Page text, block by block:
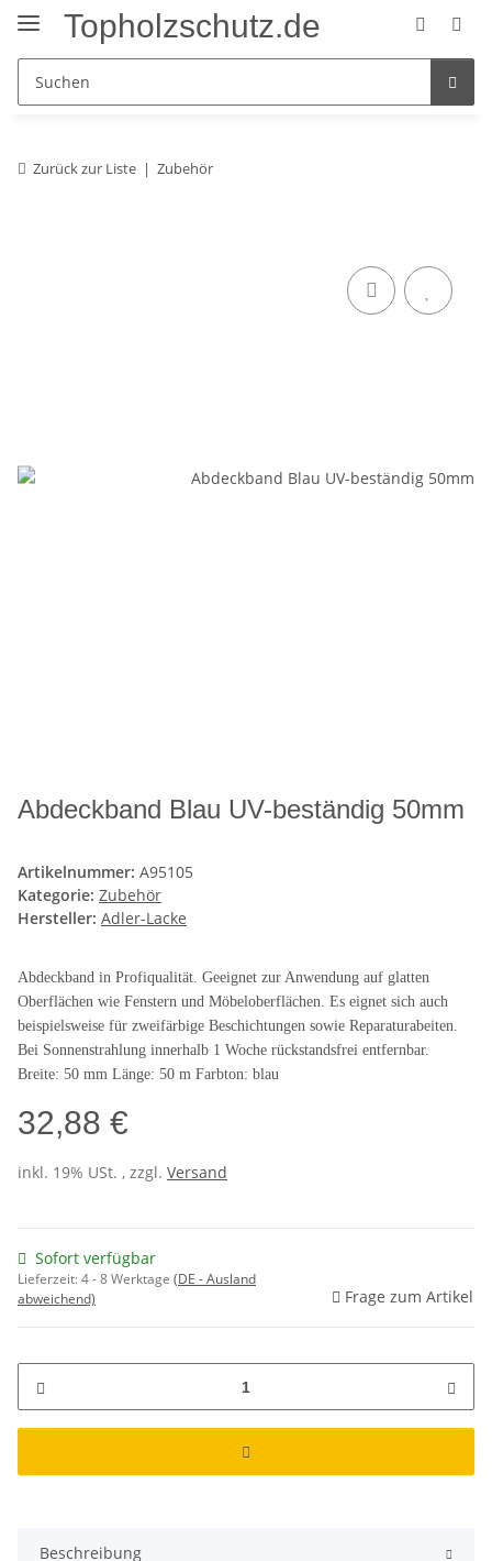
Topholzschutz.de
Zurück zur Liste Zubehör
Abdeckband Blau UV-beständig 50mm
Artikelnummer: A95105
Kategorie: Zubehör
Hersteller: Adler-Lacke
Abdeckband in Profiqualität. Geeignet zur Anwendung auf glatten
Oberflächen wie Fenstern und Möbeloberflächen. Es eignet sich auch
beispielsweise für zweifärbige Beschichtungen sowie Reparaturabeiten.
Bei Sonnenstrahlung innerhalb 1 Woche rückstandsfrei entfernbar.
Breite: 50 mm Länge: 50 m Farbton: blau
32,88 €
inkl. 19% USt. , zzgl. Versand
Sofort verfügbar
Lieferzeit:4 - 8 Werktage (DE - Ausland
abweichend)
Frage zum Artikel
Beschreibung